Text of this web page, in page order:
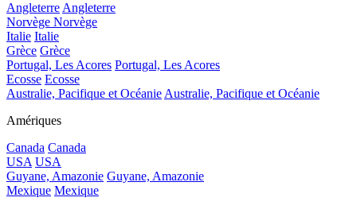
AngleterreAngleterre
Norvège Norvège
Italie Italie
Grèce Grèce
Portugal, Les Acores Portugal, Les Acores
Ecosse Ecosse
Australie, Pacifique et OcéanieAustralie, Pacifique et Océanie
Amériques
Canada Canada
USA USA
Guyane, Amazonie Guyane, Amazonie
Mexique Mexique